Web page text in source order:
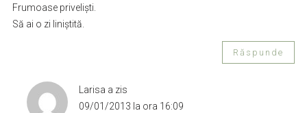
Frumoase privelişti.
Să ai o zi liniştită.
Răspunde
Larisa a zis
09/01/2013 la ora 16:09